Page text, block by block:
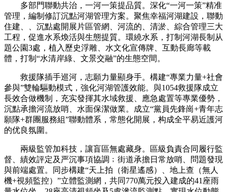
多部門聯動共治，一河一策提品質。深化“一河一策”精准
管理，編制修訂沉點河湖管理方案。聚焦幸福河湖建設，聯動
住建、、沉點處開展片區管網、河流的、清淤、綜合管理三大
工程，促進水系煥活與生態提質。環繞水系，打制河湖長制从
題公園3處，植入歷史浮雕、水文化宣傳牌、互動長廊等載
體，打制“水清岸綠、文景交融”的生態空間。
救援隊插手巡河，志願力量顯身手。構建“專業力量+社會
參與”雙輪驅動模式，強化河湖管護效能。與1054救援隊成立
長效合做機制，充实發揮其水域救援、應急處置等專業優勢，
沉點承擔河流放哨、水面保潔做業。成立“黨員先鋒崗+青年志
願隊+群團服務組”聯動體系，常態化開展，构成全平易近護河
的优良氛圍。
兩級監管加科技，讓盲區無處藏身。區級負責合同履行監
督、績效評定及严沉事項協調﹔街道承擔日常放哨、問題發現
與前端處置。同步構建“天上拍（衛星遙感）、地上查（無人
機+視頻監控）”立體監測網，共同770萬元投入建成的41座雨